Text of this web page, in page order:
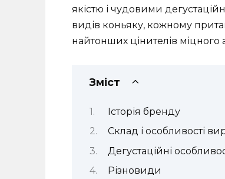
якістю і чудовими
видів коньяку, кожному
найтонших цінителів міцного
Зміст
Історія бренду
Склад і особливості
Дегустаційні
Різновиди